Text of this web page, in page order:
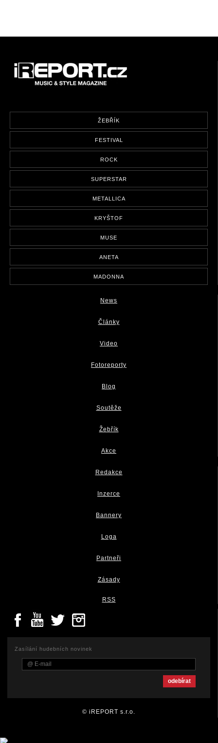
ŽEBŘÍK
FESTIVAL
ROCK
SUPERSTAR
METALLICA
KRYŠTOF
MUSE
ANETA
MADONNA
News
Články
Video
Fotoreporty
Blog
Soutěže
Žebřík
Akce
Redakce
Inzerce
Bannery
Loga
Partneři
Zásady
RSS
Zasílání hudebních novinek
© iREPORT s.r.o.